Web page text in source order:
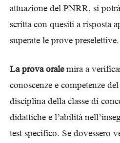
attuazione del PNRR, si
scritta con quesiti a risposta
superate le prove preselettive.
La prova oralemira a
conoscenze e competenze
disciplina della classe di
didattiche e l’abilità
test specifico. Se dovessero